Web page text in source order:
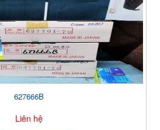
627666B
Liên hệ